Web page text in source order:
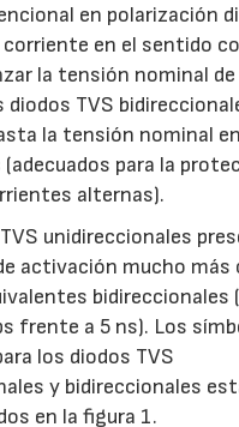
en polarización
corriente en el sentido
la tensión nominal de
diodos TVS
la tensión nominal
para la
alternas).
unidireccionales
activación mucho más
bidireccionales
frente a 5 ns). Los
los diodos TVS
y bidireccionales
en la figura 1.